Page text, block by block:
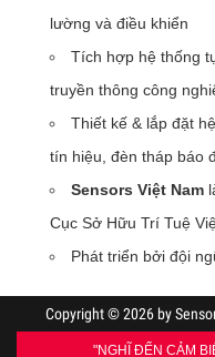
lường và điều khiển
Tích hợp hệ thống
truyền thông công
Thiết kế & lắp đặt
tín hiệu, đèn tháp báo
Sensors Việt Nam
Cục Sở Hữu Trí Tuệ
Phát triển bởi đội
Copyright © 2026 by
"NGHĨ ĐẾN CẢM